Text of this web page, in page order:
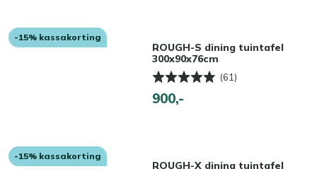
-15% kassakorting
ROUGH-S dining tuintafel
300x90x76cm
(61)
900,-
-15% kassakorting
ROUGH-X dining tuintafel